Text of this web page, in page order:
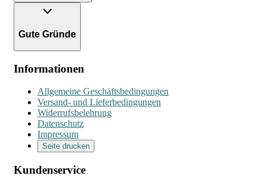
Gute Gründe
Informationen
Allgemeine Geschäftsbedingungen
Versand- und Lieferbedingungen
Widerrufsbelehrung
Datenschutz
Impressum
Seite drucken
Kundenservice